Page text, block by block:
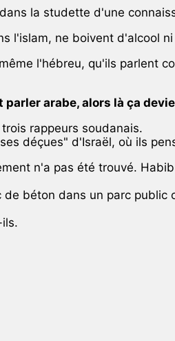
la studette d'une
l'islam, ne boivent d'alcool
l'hébreu, qu'ils parlent
arabe, alors là ça
rappeurs soudanais.
déçues" d'Israël, où ils
n'a pas été trouvé.
béton dans un parc